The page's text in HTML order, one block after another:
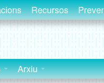
Recursos
Arxiu